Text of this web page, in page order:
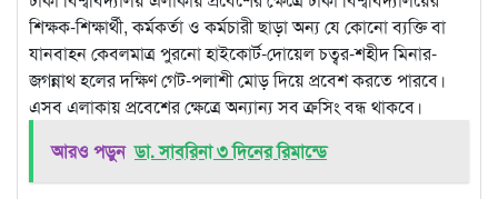
শিক্ষক-শিক্ষার্থী, কর্মকর্তা ও কর্মচারী ছাড়া অন্য যে কোনো ব্যক্তি বা
যানবাহন কেবলমাত্র পুরনো হাইকোর্ট-দোয়েল চত্বর-শহীদ মিনার-
জগন্নাথ হলের দক্ষিণ গেট-পলাশী মোড় দিয়ে প্রবেশ করতে পারবে।
এসব এলাকায় প্রবেশের ক্ষেত্রে অন্যান্য সব ক্রসিং বন্ধ থাকবে।
আরও পড়ুন ডা. সাবরিনা ৩ দিনের রিমান্ডে